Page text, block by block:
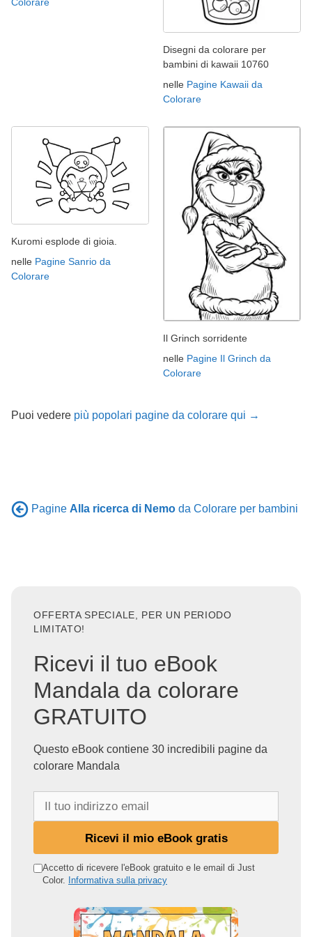
Colorare
Disegni da colorare per
bambini di kawaii 10760
nelle Pagine Kawaii da
Colorare
Kuromi esplode di gioia.
nelle Pagine Sanrio da
Colorare
Il Grinch sorridente
nelle Pagine Il Grinch da
Colorare
Puoi vedere più popolari pagine da colorare qui →
Pagine Alla ricerca di Nemo da Colorare per bambini
OFFERTA SPECIALE, PER UN PERIODO
LIMITATO!
Ricevi il tuo eBook
Mandala da colorare
GRATUITO
Questo eBook contiene 30 incredibili pagine da
colorare Mandala
o
Ricevi il mio eBook gratis
Accetto di ricevere l'eBook gratuito e le email di Just
Color.
Informativa sulla privacy